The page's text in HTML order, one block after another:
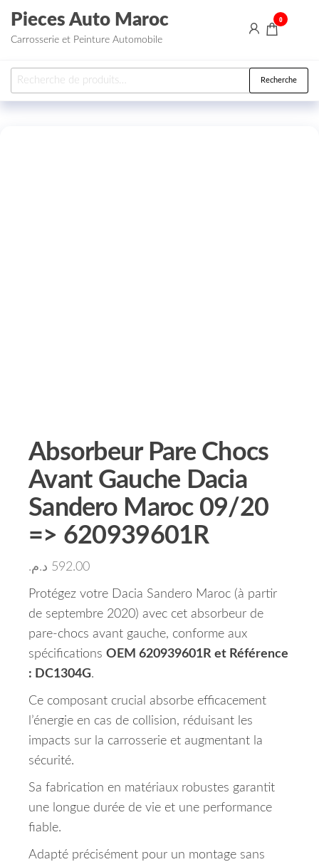
Aller au contenu
Pieces Auto Maroc
Carrosserie et Peinture Automobile
0
Recherche pour : Recherche
Absorbeur Pare Chocs
Avant Gauche Dacia
Sandero Maroc 09/20
=> 620939601R
592.00 د.م.
Protégez votre Dacia Sandero Maroc (à partir
de septembre 2020) avec cet absorbeur de
pare-chocs avant gauche, conforme aux
spécifications OEM 620939601R et Référence
: DC1304G.
Ce composant crucial absorbe efficacement
l’énergie en cas de collision, réduisant les
impacts sur la carrosserie et augmentant la
sécurité.
Sa fabrication en matériaux robustes garantit
une longue durée de vie et une performance
fiable.
Adapté précisément pour un montage sans